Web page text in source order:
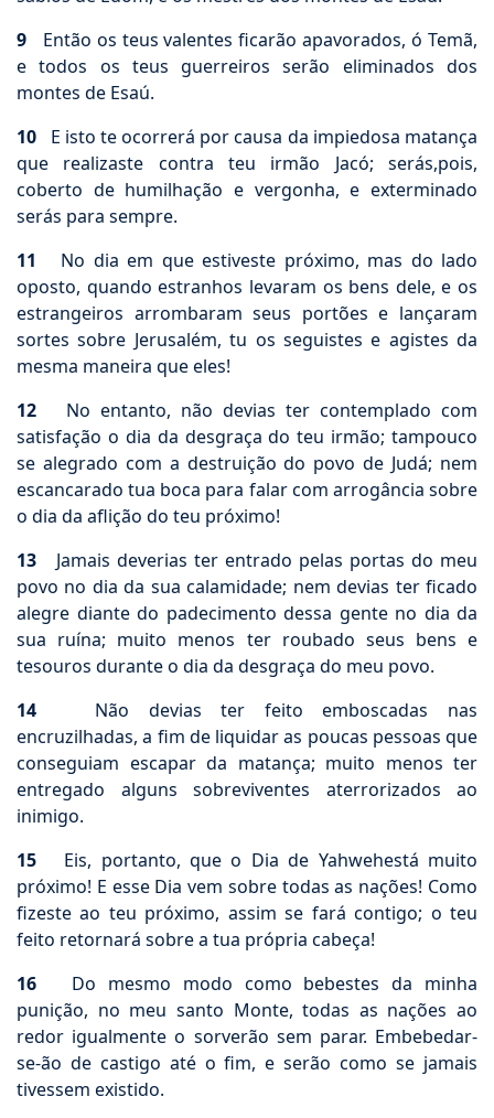
9 Então os teus valentes ficarão apavorados, ó Temã,
e todos os teus guerreiros serão eliminados dos
montes de Esaú.
10 E isto te ocorrerá por causa da impiedosa matança
que realizaste contra teu irmão Jacó; serás,pois,
coberto de humilhação e vergonha, e exterminado
serás para sempre.
11 No dia em que estiveste próximo, mas do lado
oposto, quando estranhos levaram os bens dele, e os
estrangeiros arrombaram seus portões e lançaram
sortes sobre Jerusalém, tu os seguistes e agistes da
mesma maneira que eles!
12 No entanto, não devias ter contemplado com
satisfação o dia da desgraça do teu irmão; tampouco
se alegrado com a destruição do povo de Judá; nem
escancarado tua boca para falar com arrogância sobre
o dia da aflição do teu próximo!
13 Jamais deverias ter entrado pelas portas do meu
povo no dia da sua calamidade; nem devias ter ficado
alegre diante do padecimento dessa gente no dia da
sua ruína; muito menos ter roubado seus bens e
tesouros durante o dia da desgraça do meu povo.
14 Não devias ter feito emboscadas nas
encruzilhadas, a fim de liquidar as poucas pessoas que
conseguiam escapar da matança; muito menos ter
entregado alguns sobreviventes aterrorizados ao
inimigo.
15 Eis, portanto, que o Dia de Yahwehestá muito
próximo! E esse Dia vem sobre todas as nações! Como
fizeste ao teu próximo, assim se fará contigo; o teu
feito retornará sobre a tua própria cabeça!
16 Do mesmo modo como bebestes da minha
punição, no meu santo Monte, todas as nações ao
redor igualmente o sorverão sem parar. Embebedar-
se-ão de castigo até o fim, e serão como se jamais
tivessem existido.